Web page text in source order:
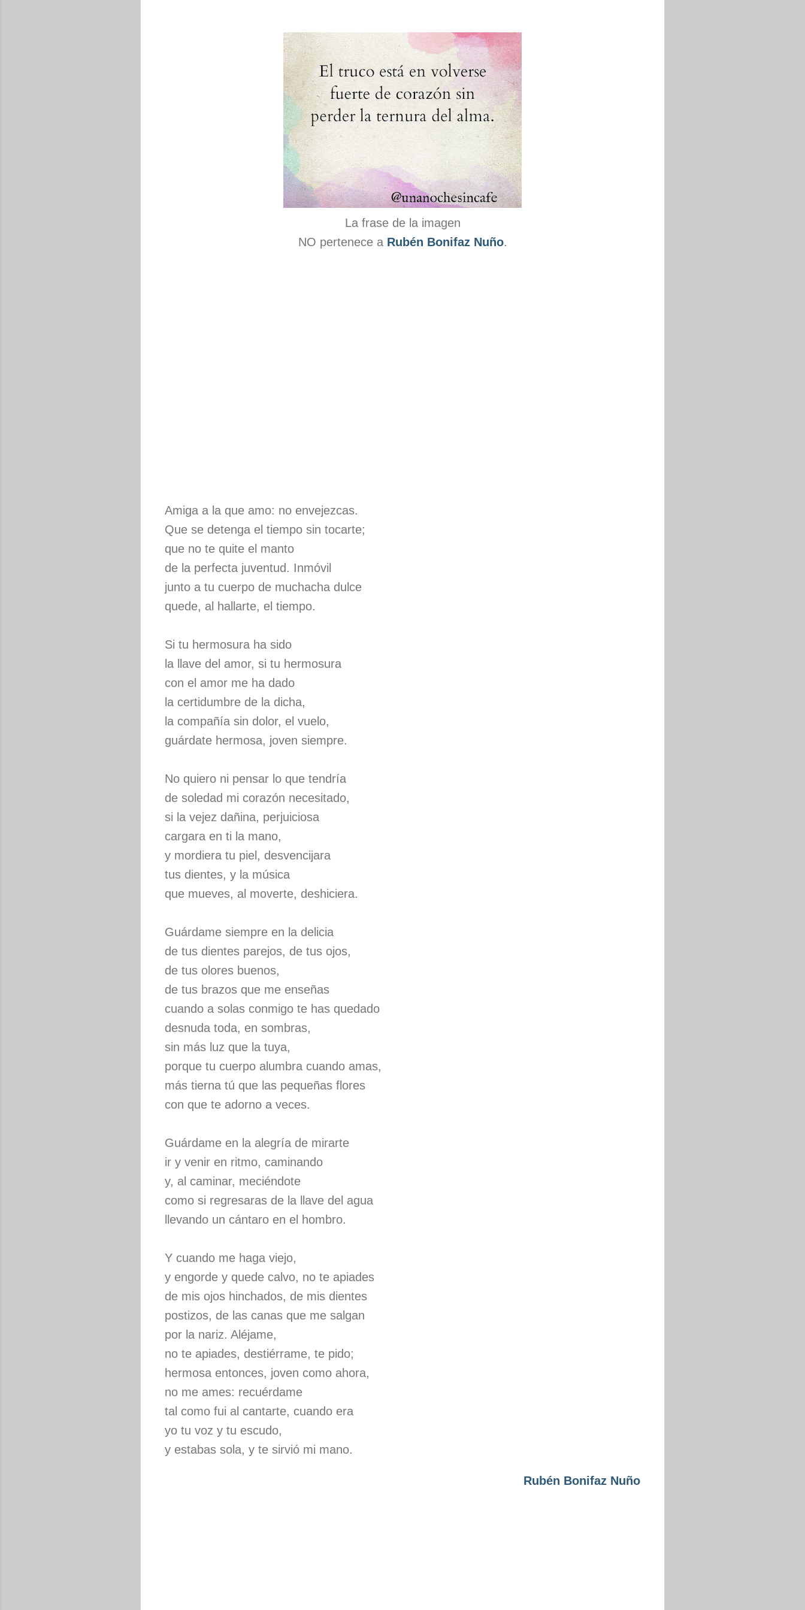
La frase de la imagen
NO pertenece a Rubén Bonifaz Nuño.
Amiga a la que amo: no envejezcas.
Que se detenga el tiempo sin tocarte;
que no te quite el manto
de la perfecta juventud. Inmóvil
junto a tu cuerpo de muchacha dulce
quede, al hallarte, el tiempo.
Si tu hermosura ha sido
la llave del amor, si tu hermosura
con el amor me ha dado
la certidumbre de la dicha,
la compañía sin dolor, el vuelo,
guárdate hermosa, joven siempre.
No quiero ni pensar lo que tendría
de soledad mi corazón necesitado,
si la vejez dañina, perjuiciosa
cargara en ti la mano,
y mordiera tu piel, desvencijara
tus dientes, y la música
que mueves, al moverte, deshiciera.
Guárdame siempre en la delicia
de tus dientes parejos, de tus ojos,
de tus olores buenos,
de tus brazos que me enseñas
cuando a solas conmigo te has quedado
desnuda toda, en sombras,
sin más luz que la tuya,
porque tu cuerpo alumbra cuando amas,
más tierna tú que las pequeñas flores
con que te adorno a veces.
Guárdame en la alegría de mirarte
ir y venir en ritmo, caminando
y, al caminar, meciéndote
como si regresaras de la llave del agua
llevando un cántaro en el hombro.
Y cuando me haga viejo,
y engorde y quede calvo, no te apiades
de mis ojos hinchados, de mis dientes
postizos, de las canas que me salgan
por la nariz. Aléjame,
no te apiades, destiérrame, te pido;
hermosa entonces, joven como ahora,
no me ames: recuérdame
tal como fui al cantarte, cuando era
yo tu voz y tu escudo,
y estabas sola, y te sirvió mi mano.
Rubén Bonifaz Nuño